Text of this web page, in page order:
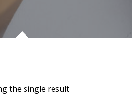
the single result